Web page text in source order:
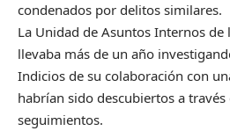
condenados por delitos similares.
La Unidad de Asuntos Internos de
llevaba más de un año
Indicios de su colaboración con
habrían sido descubiertos a
seguimientos.